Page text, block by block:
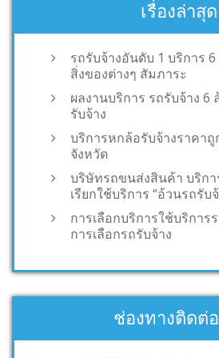
เรื่องล่าสุด
รถรับจ้างอันดับ 1 บริการ
สิ่งของต่างๆ สัมภาระ
ผลงานบริการ รถรับจ้าง 6
รับจ้าง
บริการหกล้อรับจ้างราคาถู
จังหวัด
บริษัทรถขนส่งสินค้า บริก
เรียกใช้บริการ “อ้วนรถรับ
การเลือกบริการใช้บริการ
การเลือกรถรับจ้าง
ช่องทางติดต่อ